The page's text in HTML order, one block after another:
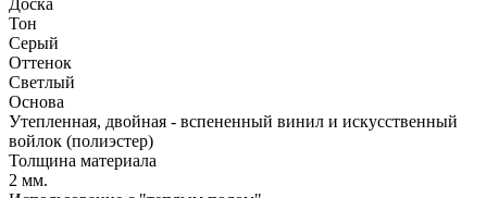
Доска
Тон
Серый
Оттенок
Светлый
Основа
Утепленная, двойная - вспененный винил и искусственный
войлок (полиэстер)
Толщина материала
2 мм.